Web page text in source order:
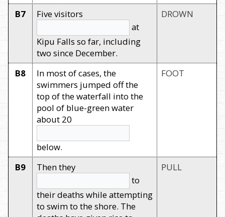
B7
Five visitors
at
Kipu Falls so far, including
two since December.
DROWN
B8
In most of cases, the
swimmers jumped off the
top of the waterfall into the
pool of blue-green water
about 20
below.
FOOT
B9
Then they
to
their deaths while attempting
to swim to the shore. The
PULL